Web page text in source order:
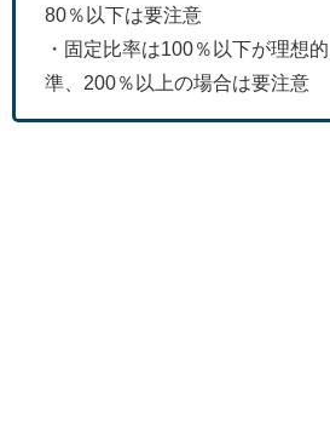
80％以下は要注意
・固定比率は100％以下が理想
準、200％以上の場合は要注意